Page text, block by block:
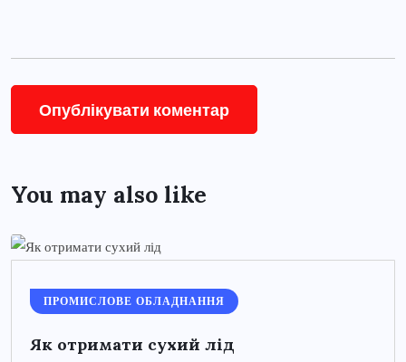
You may also like
ПРОМИСЛОВЕ ОБЛАДНАННЯ
Як отримати сухий лід